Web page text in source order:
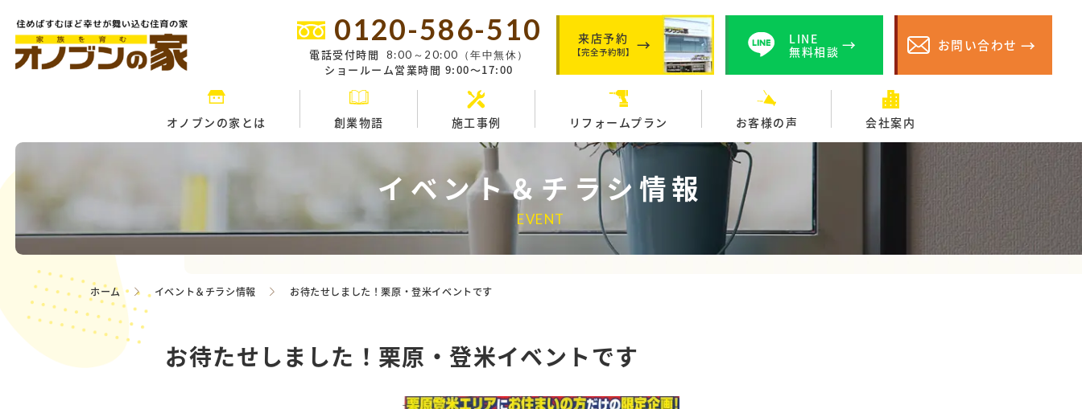
0120-586-510
電話受付時間 8:00～20:00（年中無休）
ショールーム営業時間 9:00～17:00
来店予約
【完全予約制】
LINE
無料相談
お問い合わせ
オノブンの家とは 創業物語 施工事例 リフォームプラン お客様の声 会社案内
イベント＆チラシ情報
EVENT
ホーム イベント＆チラシ情報 お待たせしました！栗原・登米イベントです
お待たせしました！栗原・登米イベントです